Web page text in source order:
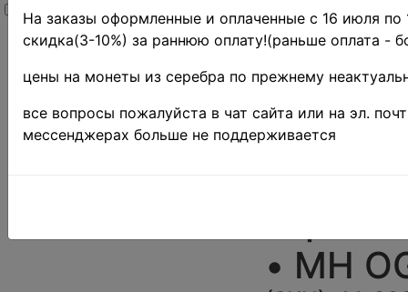
Новинки
Home»
EUROPE »
Лихтенштейн
• MH
На заказы оформленные и оплаченные с 16 июля по
скидка(3-10%) за раннюю оплату!(раньше оплата -
цены на монеты из серебра по прежнему
все вопросы пожалуйста в чат сайта или на эл.
мессенджерах больше не поддерживается